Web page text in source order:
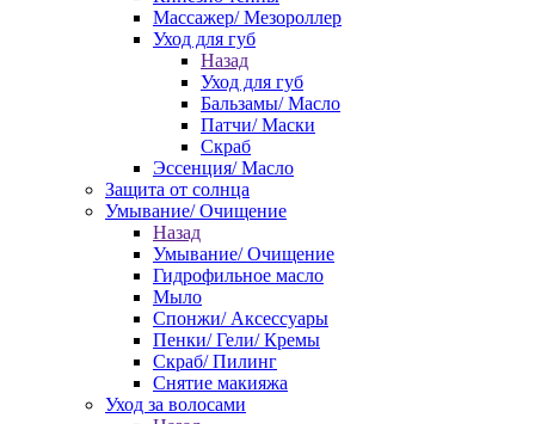
Массажер/ Мезороллер
Уход для губ
Назад
Уход для губ
Бальзамы/ Масло
Патчи/ Маски
Скраб
Эссенция/ Масло
Защита от солнца
Умывание/ Очищение
Назад
Умывание/ Очищение
Гидрофильное масло
Мыло
Спонжи/ Аксессуары
Пенки/ Гели/ Кремы
Скраб/ Пилинг
Снятие макияжа
Уход за волосами